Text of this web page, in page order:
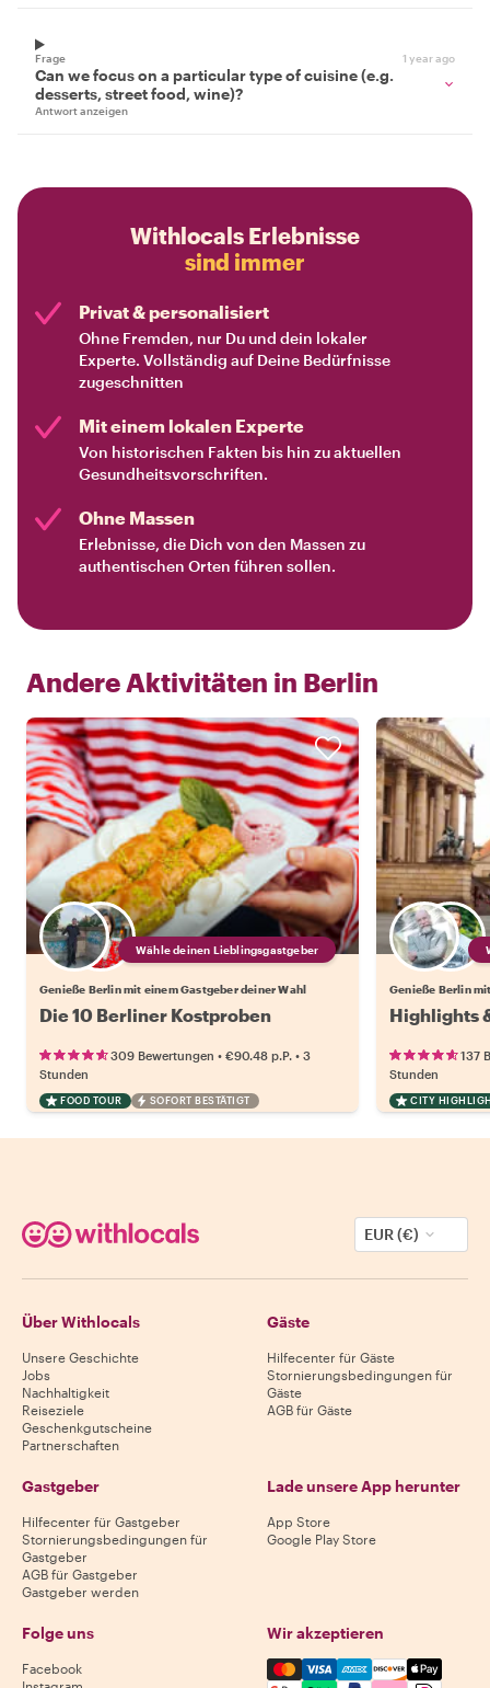
Frage 1 year ago
Can we focus on a particular type of cuisine (e.g.
desserts, street food, wine)?
Antwort anzeigen
Withlocals Erlebnisse
sind immer
Privat & personalisiert
Ohne Fremden, nur Du und dein lokaler
Experte. Vollständig auf Deine Bedürfnisse
zugeschnitten
Mit einem lokalen Experte
Von historischen Fakten bis hin zu aktuellen
Gesundheitsvorschriften.
Ohne Massen
Erlebnisse, die Dich von den Massen zu
authentischen Orten führen sollen.
Andere Aktivitäten in Berlin
Wähle deinen Lieblingsgastgeber
Genieße Berlin mit einem Gastgeber deiner Wahl
Die 10 Berliner Kostproben
309 Bewertungen • €90.48 p.P. • 3
Stunden
FOOD TOUR SOFORT BESTÄTIGT
Genieße Berlin
Highlights
137
Stunden
CITY
EUR (€)
Über Withlocals
Unsere Geschichte
Jobs
Nachhaltigkeit
Reiseziele
Geschenkgutscheine
Partnerschaften
Gäste
Hilfecenter für Gäste
Stornierungsbedingungen für
Gäste
AGB für Gäste
Gastgeber
Hilfecenter für Gastgeber
Stornierungsbedingungen für
Gastgeber
AGB für Gastgeber
Gastgeber werden
Lade unsere App herunter
App Store
Google Play Store
Folge uns
Facebook
Wir akzeptieren
Mastercard, Visa, Amex,